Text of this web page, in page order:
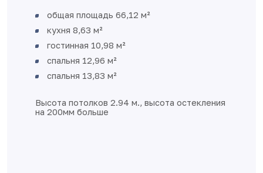
общая площадь 66,12 м²
кухня 8,63 м²
гостинная 10,98 м²
спальня 12,96 м²
спальня 13,83 м²
Высота потолков 2.94 м., высота остекления
на 200мм больше